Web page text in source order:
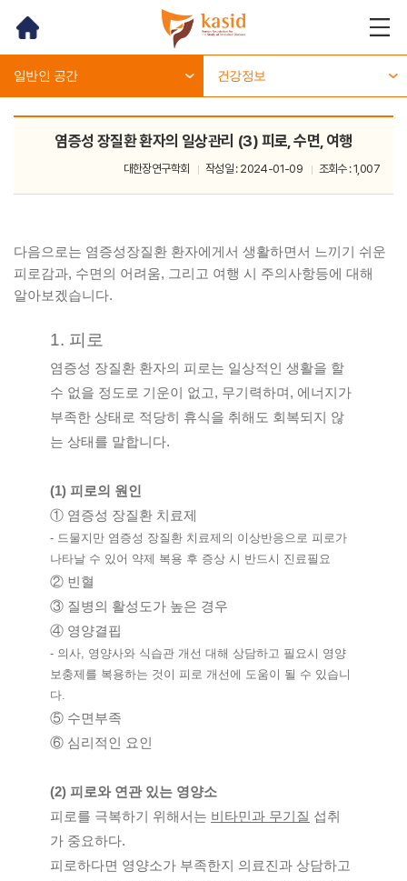
메뉴
열기
일반인 공간 건강정보
염증성 장질환 환자의 일상관리 (3) 피로, 수면, 여행
대한장연구학회 작성일 : 2024-01-09 조회수 : 1,007
다음으로는 염증성장질환 환자에게서 생활하면서 느끼기 쉬운
피로감과, 수면의 어려움, 그리고 여행 시 주의사항등에 대해
알아보겠습니다.
1. 피로
염증성 장질환 환자의 피로는 일상적인 생활을 할
수 없을 정도로 기운이 없고, 무기력하며, 에너지가
부족한 상태로 적당히 휴식을 취해도 회복되지 않
는 상태를 말합니다.
(1) 피로의 원인
① 염증성 장질환 치료제
- 드물지만 염증성 장질환 치료제의 이상반응으로 피로가
나타날 수 있어 약제 복용 후 증상 시 반드시 진료필요
② 빈혈
③ 질병의 활성도가 높은 경우
④ 영양결핍
- 의사, 영양사와 식습관 개선 대해 상담하고 필요시 영양
보충제를 복용하는 것이 피로 개선에 도움이 될 수 있습니
다.
⑤ 수면부족
⑥ 심리적인 요인
(2) 피로와 연관 있는 영양소
피로를 극복하기 위해서는 비타민과 무기질 섭취
가 중요하다.
피로하다면 영양소가 부족한지 의료진과 상담하고